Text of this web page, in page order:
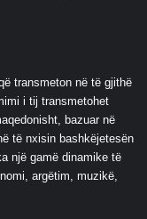
transmeton në të gjithë
i tij transmetohet
bazuar në
të nxisin bashkëjetesën
një gamë dinamike të
argëtim, muzikë,